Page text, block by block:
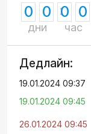
0 0
дни
0 0
час
Дедлайн:
19.01.2024 09:37
19.01.2024 09:45
26.01.2024 09:45